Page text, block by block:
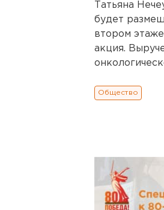
Татьяна
будет
втором
акция.
Общество